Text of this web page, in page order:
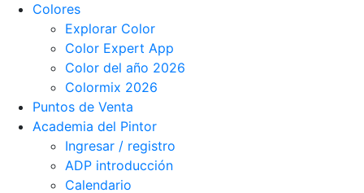
Colores
Explorar Color
Color Expert App
Color del año 2026
Colormix 2026
Puntos de Venta
Academia del Pintor
Ingresar / registro
ADP introducción
Calendario